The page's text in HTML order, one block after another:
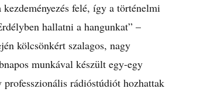
felé, így a történelmi
hallatni a hangunkat” –
kölcsönkért szalagos, nagy
munkával készült egy-egy
rádióstúdiót hozhattak